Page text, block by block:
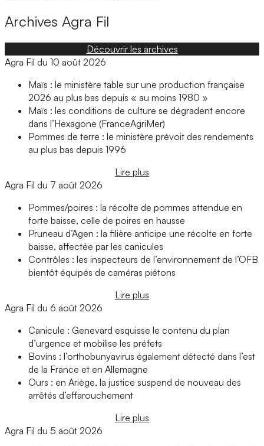
Archives Agra Fil
Découvrir les archives
Agra Fil du 10 août 2026
Maïs : le ministère table sur une production française
2026 au plus bas depuis « au moins 1980 »
Maïs : les conditions de culture se dégradent encore
dans l’Hexagone (FranceAgriMer)
Pommes de terre : le ministère prévoit des rendements
au plus bas depuis 1996
Lire plus
Agra Fil du 7 août 2026
Pommes/poires : la récolte de pommes attendue en
forte baisse, celle de poires en hausse
Pruneau d’Agen : la filière anticipe une récolte en forte
baisse, affectée par les canicules
Contrôles : les inspecteurs de l’environnement de l’OFB
bientôt équipés de caméras piétons
Lire plus
Agra Fil du 6 août 2026
Canicule : Genevard esquisse le contenu du plan
d’urgence et mobilise les préfets
Bovins : l’orthobunyavirus également détecté dans l’est
de la France et en Allemagne
Ours : en Ariège, la justice suspend de nouveau des
arrêtés d’effarouchement
Lire plus
Agra Fil du 5 août 2026